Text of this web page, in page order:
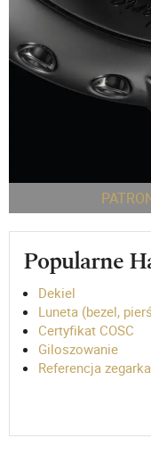
Popularne
Dekiel
Luneta (bezel,
Certyfikat COSC
Giloszowanie
Referencja zegarka